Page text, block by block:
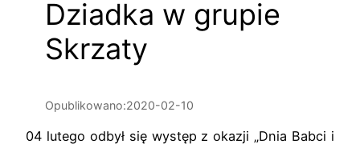
Dziadka w grupie
Skrzaty
Opublikowano:2020-02-10
04 lutego odbył się występ z okazji „Dnia Babci i